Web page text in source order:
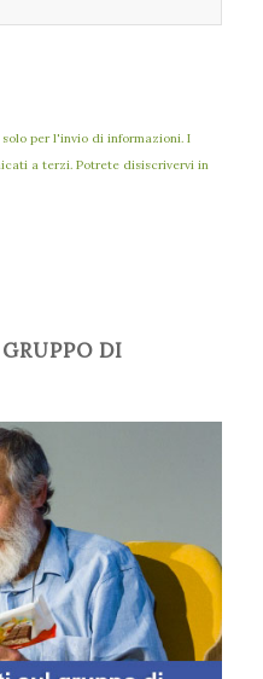
per l'invio di informazioni. I
a terzi. Potrete disiscrivervi in
DI